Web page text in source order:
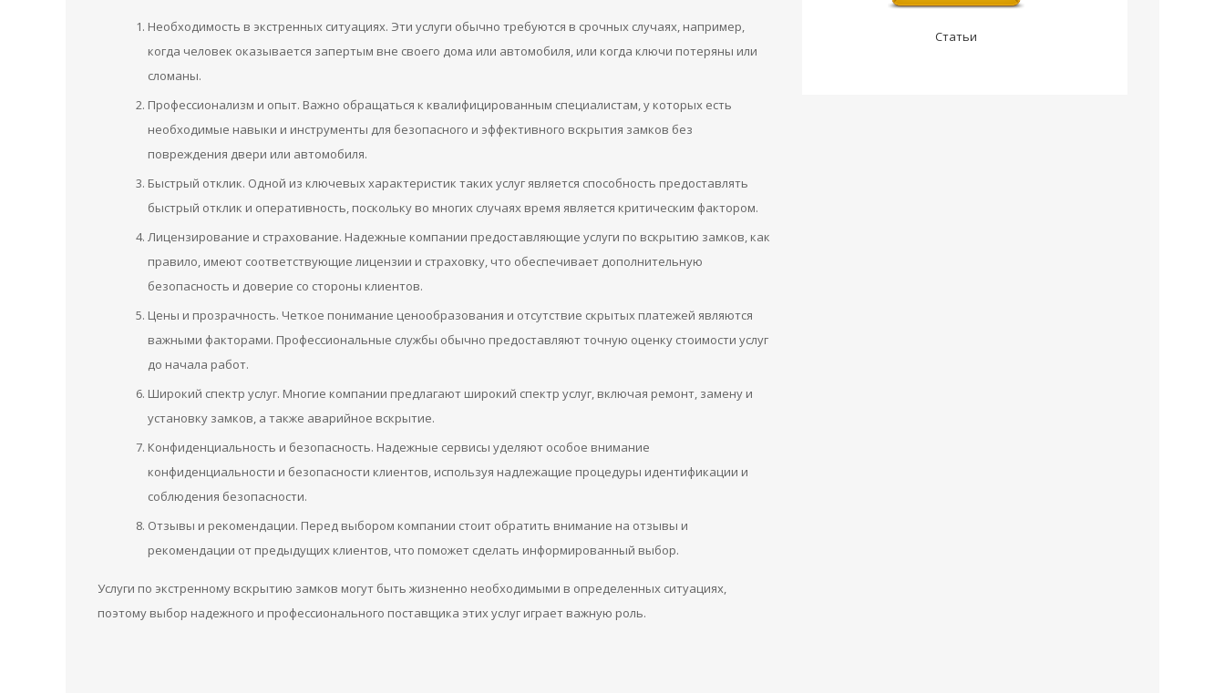
Необходимость в экстренных ситуациях. Эти услуги обычно требуются в срочных случаях, например,
когда человек оказывается запертым вне своего дома или автомобиля, или когда ключи потеряны или
сломаны.
Профессионализм и опыт. Важно обращаться к квалифицированным специалистам, у которых есть
необходимые навыки и инструменты для безопасного и эффективного вскрытия замков без
повреждения двери или автомобиля.
Быстрый отклик. Одной из ключевых характеристик таких услуг является способность предоставлять
быстрый отклик и оперативность, поскольку во многих случаях время является критическим фактором.
Лицензирование и страхование. Надежные компании предоставляющие услуги по вскрытию замков, как
правило, имеют соответствующие лицензии и страховку, что обеспечивает дополнительную
безопасность и доверие со стороны клиентов.
Цены и прозрачность. Четкое понимание ценообразования и отсутствие скрытых платежей являются
важными факторами. Профессиональные службы обычно предоставляют точную оценку стоимости услуг
до начала работ.
Широкий спектр услуг. Многие компании предлагают широкий спектр услуг, включая ремонт, замену и
установку замков, а также аварийное вскрытие.
Конфиденциальность и безопасность. Надежные сервисы уделяют особое внимание
конфиденциальности и безопасности клиентов, используя надлежащие процедуры идентификации и
соблюдения безопасности.
Отзывы и рекомендации. Перед выбором компании стоит обратить внимание на отзывы и
рекомендации от предыдущих клиентов, что поможет сделать информированный выбор.
Услуги по экстренному вскрытию замков могут быть жизненно необходимыми в определенных ситуациях,
поэтому выбор надежного и профессионального поставщика этих услуг играет важную роль.
Статьи